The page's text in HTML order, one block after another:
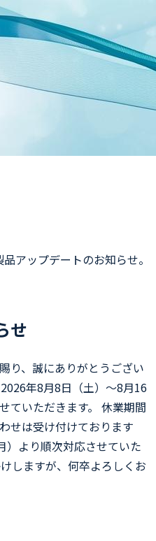
アップデートのお知らせ。
せ
り、誠にありがとうござい
年8月8日（土）〜8月16
ていただきます。 休業期間
せは受け付けております
）より順次対応させていた
しますが、何卒よろしくお